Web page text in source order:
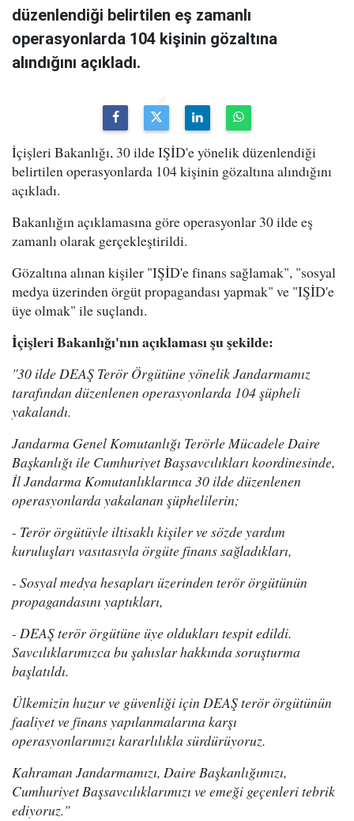
düzenlendiği belirtilen eş zamanlı
operasyonlarda 104 kişinin gözaltına
alındığını açıkladı.
İçişleri Bakanlığı, 30 ilde IŞİD'e yönelik düzenlendiği
belirtilen operasyonlarda 104 kişinin gözaltına alındığını
açıkladı.
Bakanlığın açıklamasına göre operasyonlar 30 ilde eş
zamanlı olarak gerçekleştirildi.
Gözaltına alınan kişiler "IŞİD'e finans sağlamak", "sosyal
medya üzerinden örgüt propagandası yapmak" ve "IŞİD'e
üye olmak" ile suçlandı.
İçişleri Bakanlığı'nın açıklaması şu şekilde:
"30 ilde DEAŞ Terör Örgütüne yönelik Jandarmamız
tarafından düzenlenen operasyonlarda 104 şüpheli
yakalandı.
Jandarma Genel Komutanlığı Terörle Mücadele Daire
Başkanlığı ile Cumhuriyet Başsavcılıkları koordinesinde,
İl Jandarma Komutanlıklarınca 30 ilde düzenlenen
operasyonlarda yakalanan şüphelilerin;
- Terör örgütüyle iltisaklı kişiler ve sözde yardım
kuruluşları vasıtasıyla örgüte finans sağladıkları,
- Sosyal medya hesapları üzerinden terör örgütünün
propagandasını yaptıkları,
- DEAŞ terör örgütüne üye oldukları tespit edildi.
Savcılıklarımızca bu şahıslar hakkında soruşturma
başlatıldı.
Ülkemizin huzur ve güvenliği için DEAŞ terör örgütünün
faaliyet ve finans yapılanmalarına karşı
operasyonlarımızı kararlılıkla sürdürüyoruz.
Kahraman Jandarmamızı, Daire Başkanlığımızı,
Cumhuriyet Başsavcılıklarımızı ve emeği geçenleri tebrik
ediyoruz."